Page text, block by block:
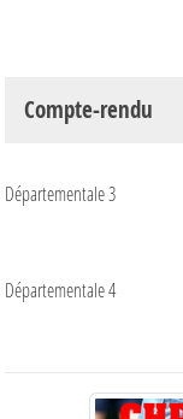
Compte-rendu
Départementale 3
Départementale 4